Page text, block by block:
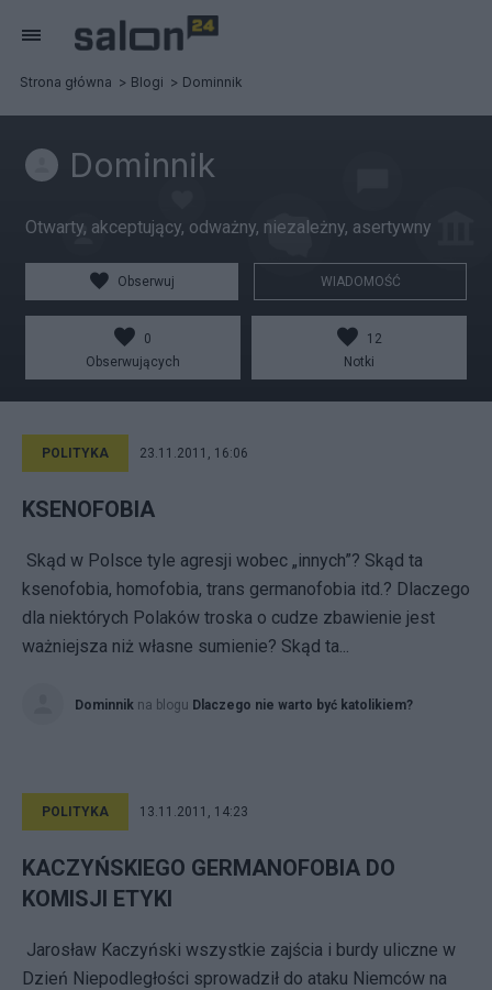
Strona główna Blogi Dominnik
Dominnik
Otwarty, akceptujący, odważny, niezależny, asertywny
Obserwuj WIADOMOŚĆ
0
Obserwujących
12
Notki
POLITYKA 23.11.2011, 16:06
KSENOFOBIA
Skąd w Polsce tyle agresji wobec „innych”? Skąd ta
ksenofobia, homofobia, trans germanofobia itd.? Dlaczego
dla niektórych Polaków troska o cudze zbawienie jest
ważniejsza niż własne sumienie? Skąd ta...
Dominnik na blogu Dlaczego nie warto być katolikiem?
POLITYKA 13.11.2011, 14:23
KACZYŃSKIEGO GERMANOFOBIA DO
KOMISJI ETYKI
Jarosław Kaczyński wszystkie zajścia i burdy uliczne w
Dzień Niepodległości sprowadził do ataku Niemców na